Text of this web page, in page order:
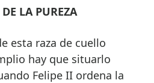
LA PUREZA
esta raza de cuello
hay que situarlo
Felipe II ordena la